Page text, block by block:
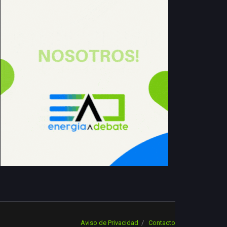
Aviso de Privacidad Contacto